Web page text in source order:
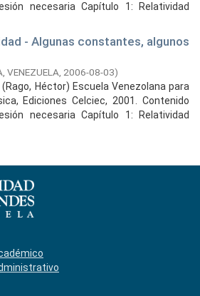
necesaria Capítulo 1: Relatividad
- Algunas constantes, algunos
VENEZUELA, 2006-08-03)
Héctor) Escuela Venezolana para
Ediciones Celciec, 2001. Contenido
necesaria Capítulo 1: Relatividad